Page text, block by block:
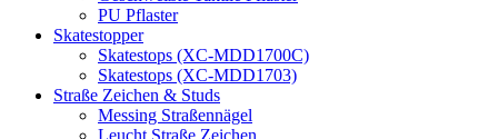
PU Pflaster
Skatestopper
Skatestops (XC-MDD1700C)
Skatestops (XC-MDD1703)
Straße Zeichen & Studs
Messing Straßennägel